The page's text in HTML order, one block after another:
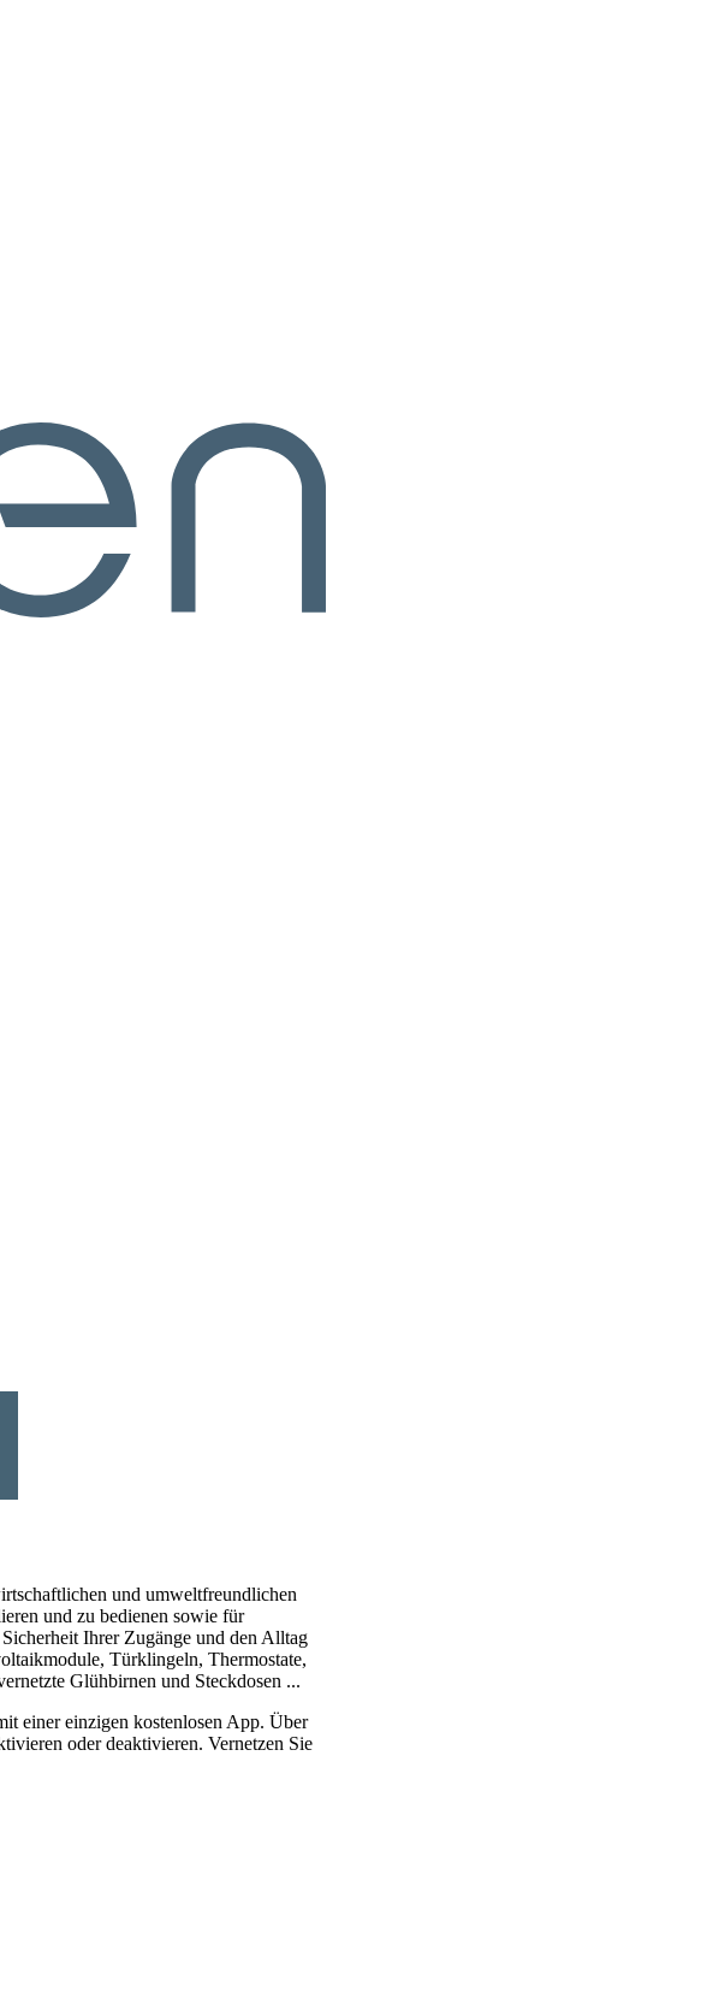
und umweltfreundlichen
und zu bedienen sowie für
Ihrer Zugänge und den Alltag
Türklingeln, Thermostate,
Glühbirnen und Steckdosen ...
einer einzigen kostenlosen App. Über
oder deaktivieren. Vernetzen Sie